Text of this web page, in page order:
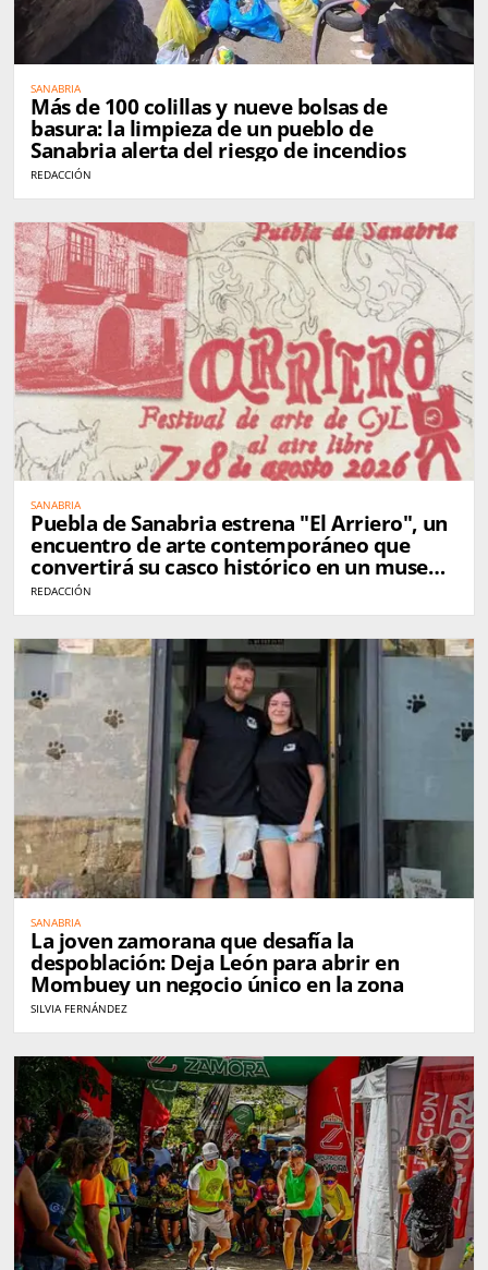
SANABRIA
Más de 100 colillas y nueve bolsas de
basura: la limpieza de un pueblo de
Sanabria alerta del riesgo de incendios
REDACCIÓN
SANABRIA
Puebla de Sanabria estrena "El Arriero", un
encuentro de arte contemporáneo que
convertirá su casco histórico en un museo
al aire libre
REDACCIÓN
SANABRIA
La joven zamorana que desafía la
despoblación: Deja León para abrir en
Mombuey un negocio único en la zona
SILVIA FERNÁNDEZ